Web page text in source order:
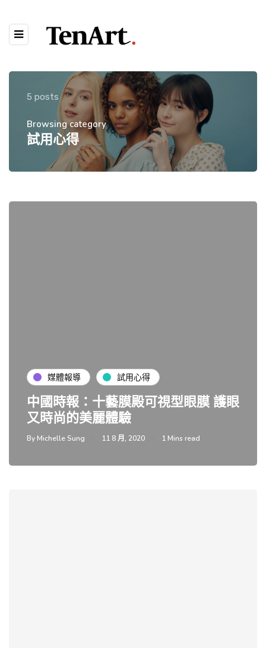
5 posts
Browsing category
試用心得
媒體報導 試用心得
中國時報：十藝膜殿可視型眼膜 護眼
又時尚的美麗體驗
By Michelle Sung 11 8 月, 2020 1 Mins read